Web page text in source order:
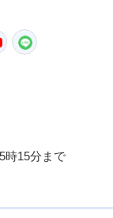
YouTube
時15分まで